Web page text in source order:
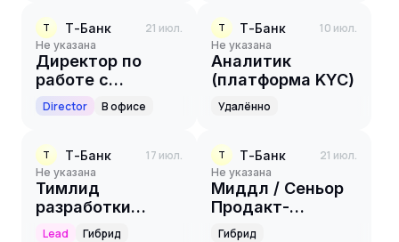
Т Т-Банк 21 июл.
Не указана
Директор по
работе с
ключевыми
клиентами T-
Director В офисе
Т Т-Банк 10 июл.
Не указана
Аналитик
(платформа KYC)
Удалённо
Т Т-Банк 17 июл.
Не указана
Тимлид
разработки
(Java, Data)
Lead Гибрид
Т Т-Банк 21 июл.
Не указана
Миддл / Сеньор
Продакт-
менеджер
Гибрид